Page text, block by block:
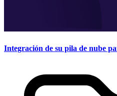
Integración de su pila de nube